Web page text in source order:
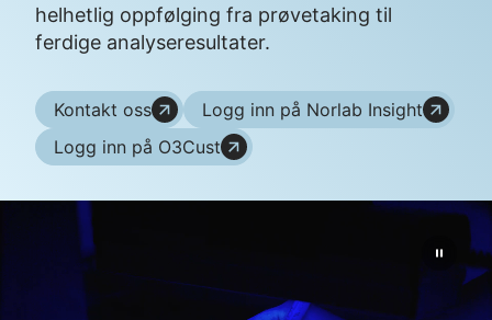
helhetlig oppfølging fra prøvetaking til
ferdige analyseresultater.
Kontakt oss
Logg inn på Norlab Insight
Logg inn på O3Cust
Start/
video